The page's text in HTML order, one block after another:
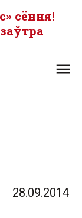
сёння!
28.09.2014